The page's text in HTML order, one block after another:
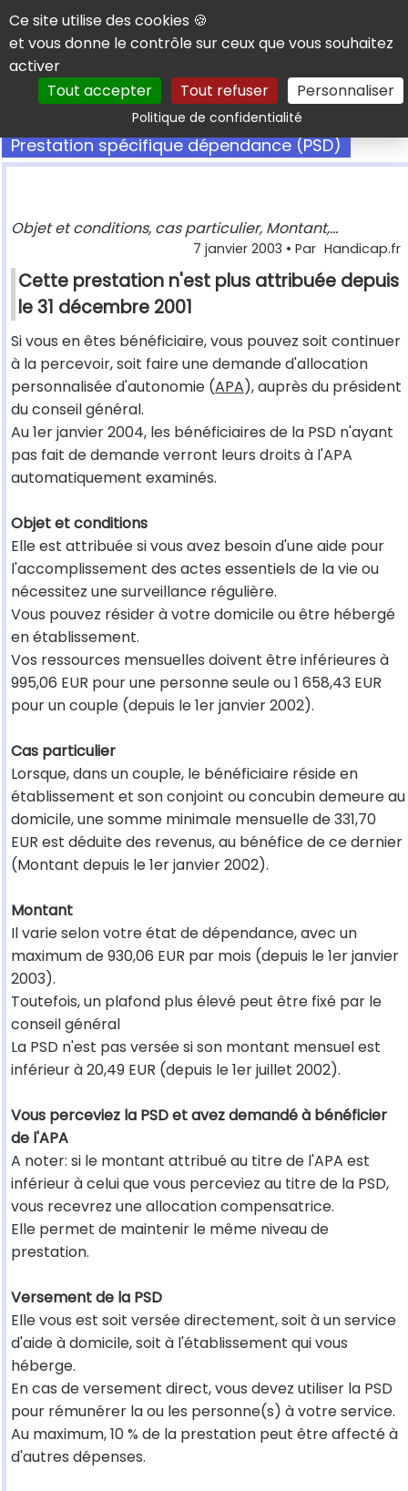
Panneau de gestion des cookies
Ce site utilise des cookies 🍪
et vous donne le contrôle sur ceux que vous souhaitez
activer
Tout accepter
Tout refuser Personnaliser
Politique de confidentialitéRechercher
Prestation spécifique dépendance (PSD)
Objet et conditions, cas particulier, Montant,...
7 janvier 2003 • Par Handicap.fr
Cette prestation n'est plus attribuée depuis
le 31 décembre 2001
Si vous en êtes bénéficiaire, vous pouvez soit continuer
à la percevoir, soit faire une demande d'allocation
personnalisée d'autonomie (APA), auprès du président
du conseil général.
Au 1er janvier 2004, les bénéficiaires de la PSD n'ayant
pas fait de demande verront leurs droits à l'APA
automatiquement examinés.
Objet et conditions
Elle est attribuée si vous avez besoin d'une aide pour
l'accomplissement des actes essentiels de la vie ou
nécessitez une surveillance régulière.
Vous pouvez résider à votre domicile ou être hébergé
en établissement.
Vos ressources mensuelles doivent être inférieures à
995,06 EUR pour une personne seule ou 1 658,43 EUR
pour un couple (depuis le 1er janvier 2002).
Cas particulier
Lorsque, dans un couple, le bénéficiaire réside en
établissement et son conjoint ou concubin demeure au
domicile, une somme minimale mensuelle de 331,70
EUR est déduite des revenus, au bénéfice de ce dernier
(Montant depuis le 1er janvier 2002).
Montant
Il varie selon votre état de dépendance, avec un
maximum de 930,06 EUR par mois (depuis le 1er janvier
2003).
Toutefois, un plafond plus élevé peut être fixé par le
conseil général
La PSD n'est pas versée si son montant mensuel est
inférieur à 20,49 EUR (depuis le 1er juillet 2002).
Vous perceviez la PSD et avez demandé à bénéficier
de l'APA
A noter: si le montant attribué au titre de l'APA est
inférieur à celui que vous perceviez au titre de la PSD,
vous recevrez une allocation compensatrice.
Elle permet de maintenir le même niveau de
prestation.
Versement de la PSD
Elle vous est soit versée directement, soit à un service
d'aide à domicile, soit à l'établissement qui vous
héberge.
En cas de versement direct, vous devez utiliser la PSD
pour rémunérer la ou les personne(s) à votre service.
Au maximum, 10 % de la prestation peut être affecté à
d'autres dépenses.